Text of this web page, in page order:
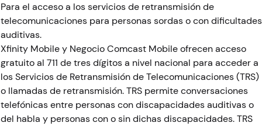
Para el acceso a los servicios de retransmisión de
telecomunicaciones para personas sordas o con dificultades
auditivas.
Xfinity Mobile y Negocio Comcast Mobile ofrecen acceso
gratuito al 711 de tres dígitos a nivel nacional para acceder a
los Servicios de Retransmisión de Telecomunicaciones (TRS)
o llamadas de retransmisión. TRS permite conversaciones
telefónicas entre personas con discapacidades auditivas o
del habla y personas con o sin dichas discapacidades. TRS